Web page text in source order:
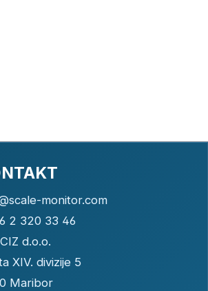
monitor.com
2 320 33 46
d.o.o.
XIV. divizije 5
Maribor